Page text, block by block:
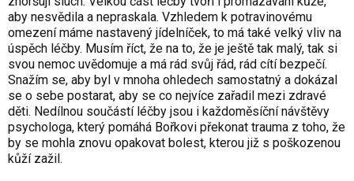
aby nesvědila a nepraskala. Vzhledem k potravinovému
omezení máme nastavený jídelníček, to má také velký vliv na
úspěch léčby. Musím říct, že na to, že je ještě tak malý, tak si
svou nemoc uvědomuje a má rád svůj řád, rád cítí bezpečí.
Snažím se, aby byl v mnoha ohledech samostatný a dokázal
se o sebe postarat, aby se co nejvíce zařadil mezi zdravé
děti. Nedílnou součástí léčby jsou i každoměsíční návštěvy
psychologa, který pomáhá Bořkovi překonat trauma z toho, že
by se mohla znovu opakovat bolest, kterou již s poškozenou
kůží zažil.